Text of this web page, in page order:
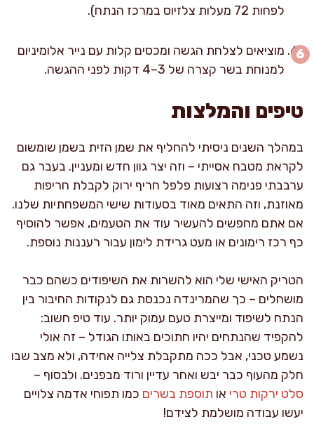
לפחות 72 מעלות צלזיוס במרכז הנתח).
מוציאים לצלחת הגשה ומכסים קלות עם נייר אלומיניום
למנוחת בשר קצרה של 3–4 דקות לפני ההגשה.
טיפים והמלצות
במהלך השנים ניסיתי להחליף את שמן הזית בשמן שומשום
לקראת מטבח אסייתי – וזה יצר גוון חדש ומעניין. בעבר גם
ערבבתי פנימה רצועות פלפל חריף ירוק לקבלת חריפות
מאוזנת, וזה התאים מאוד בסעודות שישי המשפחתיות שלנו.
אם אתם מחפשים להעשיר עוד את הטעמים, אפשר להוסיף
כף רכז רימונים או מעט גרידת לימון עבור רעננות נוספת.
הטריק האישי שלי הוא להשרות את השיפודים כשהם כבר
מושחלים – כך שהמרינדה נכנסת גם לנקודות החיבור בין
הנתח לשיפוד ומייצרת טעם עמוק יותר. עוד טיפ חשוב:
להקפיד שהנתחים יהיו חתוכים באותו הגודל – זה אולי
נשמע טכני, אבל ככה מתקבלת צלייה אחידה, ולא מצב שבו
חלק מהעוף כבר יבש ואחר עדיין ורוד מבפנים. ולבסוף –
סלט ירקות טרי או תוספת בשרים כמו תפוחי אדמה צלויים
יעשו עבודה מושלמת לצידם!